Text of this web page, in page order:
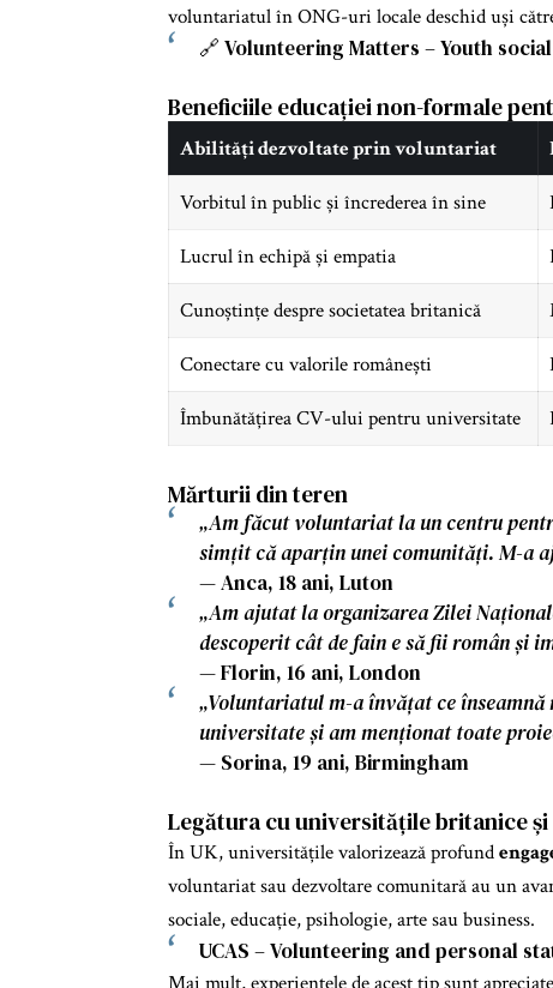
voluntariatul în ONG-uri locale deschid uși
🔗 Volunteering Matters – Youth
Beneficiile educației non-formale
Abilități dezvoltate prin voluntariat
Vorbitul în public și încrederea în sine
Lucrul în echipă și empatia
Cunoștințe despre societatea britanică
Conectare cu valorile românești
Îmbunătățirea CV-ului pentru universitate
Mărturii din teren
„Am făcut voluntariat la un centru
simțit că aparțin unei comunități. M-a
— Anca, 18 ani, Luton
„Am ajutat la organizarea Zilei
descoperit cât de fain e să fii român și
— Florin, 16 ani, London
„Voluntariatul m-a învățat ce
universitate și am menționat toate
— Sorina, 19 ani, Birmingham
Legătura cu universitățile britanice
În UK, universitățile valorizează profund
voluntariat sau dezvoltare comunitară au un
sociale, educație, psihologie, arte sau business.
UCAS – Volunteering and personal